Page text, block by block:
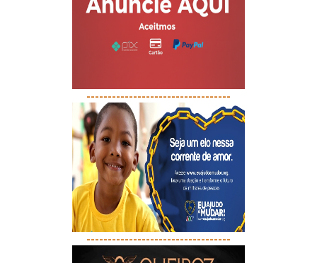
----------------------------------
----------------------------------